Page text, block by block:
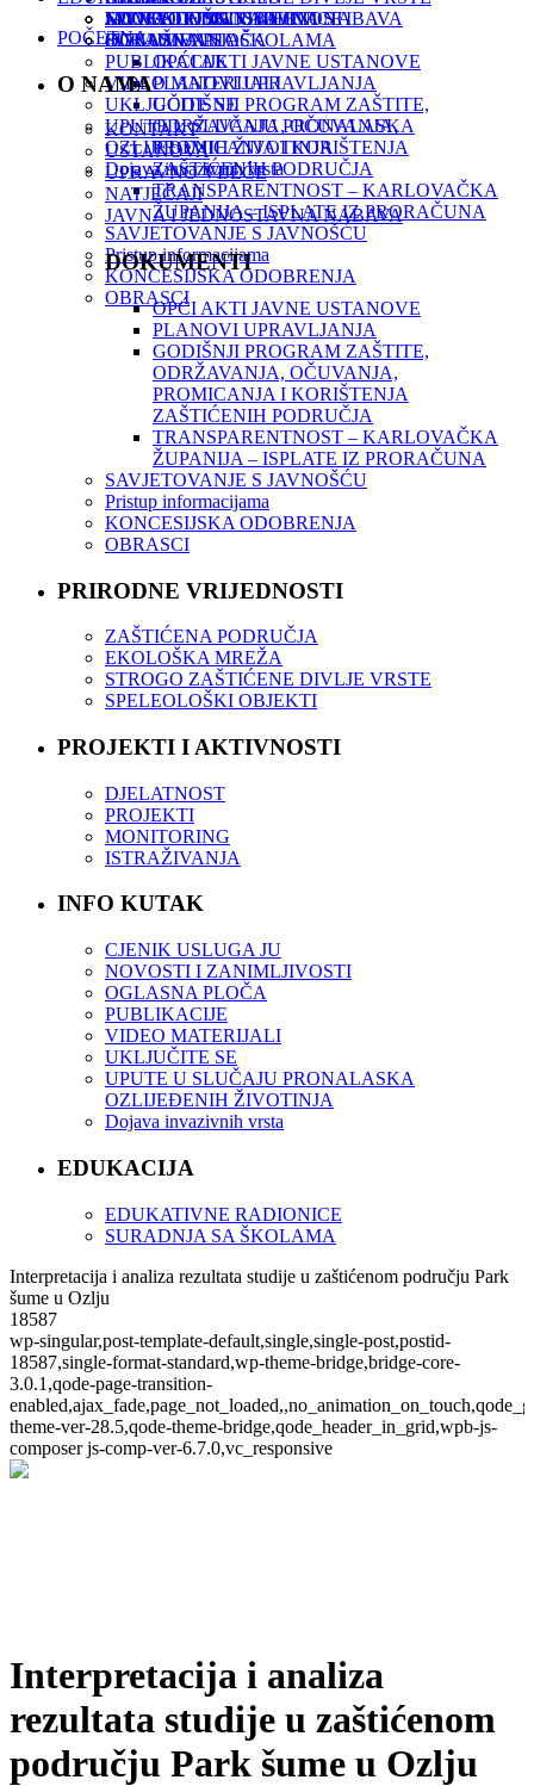
JAVNA I JEDNOSTAVNA NABAVA
DOKUMENTI
OPĆI AKTI JAVNE USTANOVE
PLANOVI UPRAVLJANJA
GODIŠNJI PROGRAM ZAŠTITE,
ODRŽAVANJA, OČUVANJA,
PROMICANJA I KORIŠTENJA
ZAŠTIĆENIH PODRUČJA
TRANSPARENTNOST – KARLOVAČKA
ŽUPANIJA – ISPLATE IZ PRORAČUNA
SAVJETOVANJE S JAVNOŠĆU
Pristup informacijama
KONCESIJSKA ODOBRENJA
OBRASCI
SPELEOLOŠKI OBJEKTI
MONITORING
ISTRAŽIVANJA
NOVOSTI I ZANIMLJIVOSTI
OGLASNA PLOČA
PUBLIKACIJE
VIDEO MATERIJALI
UKLJUČITE SE
UPUTE U SLUČAJU PRONALASKA
OZLIJEĐENIH ŽIVOTINJA
Dojava invazivnih vrsta
EDUKATIVNE RADIONICE
SURADNJA SA ŠKOLAMA
POČETNA
O NAMA
KONTAKT
USTANOVA
UPRAVNO VIJEĆE
NATJEČAJI
JAVNA I JEDNOSTAVNA NABAVA
DOKUMENTI
OPĆI AKTI JAVNE USTANOVE
PLANOVI UPRAVLJANJA
GODIŠNJI PROGRAM ZAŠTITE,
ODRŽAVANJA, OČUVANJA,
PROMICANJA I KORIŠTENJA
ZAŠTIĆENIH PODRUČJA
TRANSPARENTNOST – KARLOVAČKA
ŽUPANIJA – ISPLATE IZ PRORAČUNA
SAVJETOVANJE S JAVNOŠĆU
Pristup informacijama
KONCESIJSKA ODOBRENJA
OBRASCI
PRIRODNE VRIJEDNOSTI
ZAŠTIĆENA PODRUČJA
EKOLOŠKA MREŽA
STROGO ZAŠTIĆENE DIVLJE VRSTE
SPELEOLOŠKI OBJEKTI
PROJEKTI I AKTIVNOSTI
DJELATNOST
PROJEKTI
MONITORING
ISTRAŽIVANJA
INFO KUTAK
CJENIK USLUGA JU
NOVOSTI I ZANIMLJIVOSTI
OGLASNA PLOČA
PUBLIKACIJE
VIDEO MATERIJALI
UKLJUČITE SE
UPUTE U SLUČAJU PRONALASKA
OZLIJEĐENIH ŽIVOTINJA
Dojava invazivnih vrsta
EDUKACIJA
EDUKATIVNE RADIONICE
SURADNJA SA ŠKOLAMA
Interpretacija i analiza rezultata studije u zaštićenom području Park
šume u Ozlju
18587
wp-singular,post-template-default,single,single-post,postid-
18587,single-format-standard,wp-theme-bridge,bridge-core-
3.0.1,qode-page-transition-
theme-ver-28.5,qode-theme-bridge,qode_header_in_grid,wpb-js-
composer js-comp-ver-6.7.0,vc_responsive
Interpretacija i analiza
rezultata studije u zaštićenom
području Park šume u Ozlju